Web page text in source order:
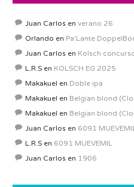
Juan Carlos en verano 26
Orlando en Pa’Lante
Juan Carlos en Kolsch
L.R.S en KOLSCH EG 2025
Makakuel en Doble ipa
Makakuel en Belgian blond
Makakuel en Belgian blond
Juan Carlos en 6091
L.R.S en 6091 MUEVEMIL
Juan Carlos en 1906